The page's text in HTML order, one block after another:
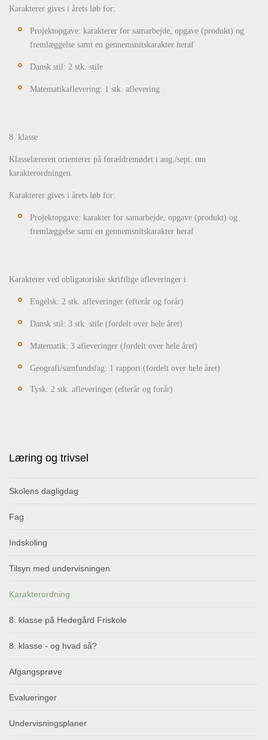
Karakterer gives i årets løb for:
Projektopgave: karakterer for samarbejde, opgave (produkt) og
fremlæggelse samt en gennemsnitskarakter heraf
Dansk stil: 2 stk. stile
Matematikaflevering: 1 stk. aflevering
8. klasse
Klasselæreren orienterer på forældremødet i aug./sept. om
karakterordningen.
Karakterer gives i årets løb for:
Projektopgave: karakter for samarbejde, opgave (produkt) og
fremlæggelse samt en gennemsnitskarakter heraf
Karakterer ved obligatoriske skriftlige afleveringer i
Engelsk: 2 stk. afleveringer (efterår og forår)
Dansk stil: 3 stk. stile (fordelt over hele året)
Matematik: 3 afleveringer (fordelt over hele året)
Geografi/samfundsfag: 1 rapport (fordelt over hele året)
Tysk: 2 stk. afleveringer (efterår og forår)
Læring og trivsel
Skolens dagligdag
Fag
Indskoling
Tilsyn med undervisningen
Karakterordning
8. klasse på Hedegård Friskole
8. klasse - og hvad så?
Afgangsprøve
Evalueringer
Undervisningsplaner